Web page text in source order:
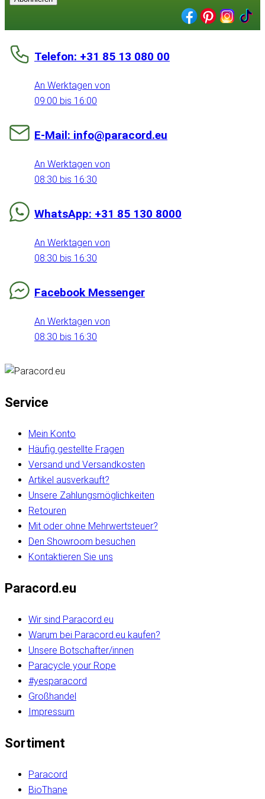
Telefon: +31 85 13 080 00
An Werktagen von
09:00 bis 16:00
E-Mail: info@paracord.eu
An Werktagen von
08:30 bis 16:30
WhatsApp: +31 85 130 8000
An Werktagen von
08:30 bis 16:30
Facebook Messenger
An Werktagen von
08:30 bis 16:30
Service
Mein Konto
Häufig gestellte Fragen
Versand und Versandkosten
Artikel ausverkauft?
Unsere Zahlungsmöglichkeiten
Retouren
Mit oder ohne Mehrwertsteuer?
Den Showroom besuchen
Kontaktieren Sie uns
Paracord.eu
Wir sind Paracord.eu
Warum bei Paracord.eu kaufen?
Unsere Botschafter/innen
Paracycle your Rope
#yesparacord
Großhandel
Impressum
Sortiment
Paracord
BioThane